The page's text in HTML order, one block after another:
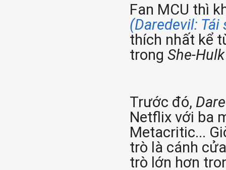
Fan MCU thì
(Daredevil: Tái
thích nhất kể
trong She-
Trước đó,
Netflix với ba
Metacritic...
trò là cánh
trò lớn hơn